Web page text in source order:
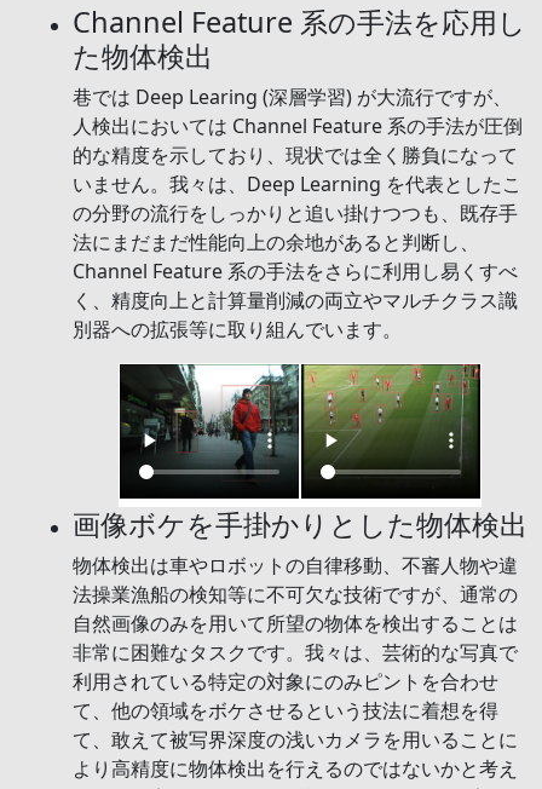
Channel Feature 系の手法を応用し
た物体検出
巷では Deep Learing (深層学習) が大流行ですが、
人検出においては Channel Feature 系の手法が圧倒
的な精度を示しており、現状では全く勝負になって
いません。我々は、Deep Learning を代表としたこ
の分野の流行をしっかりと追い掛けつつも、既存手
法にまだまだ性能向上の余地があると判断し、
Channel Feature 系の手法をさらに利用し易くすべ
く、精度向上と計算量削減の両立やマルチクラス識
別器への拡張等に取り組んでいます。
画像ボケを手掛かりとした物体検出
物体検出は車やロボットの自律移動、不審人物や違
法操業漁船の検知等に不可欠な技術ですが、通常の
自然画像のみを用いて所望の物体を検出することは
非常に困難なタスクです。我々は、芸術的な写真で
利用されている特定の対象にのみピントを合わせ
て、他の領域をボケさせるという技法に着想を得
て、敢えて被写界深度の浅いカメラを用いることに
より高精度に物体検出を行えるのではないかと考え